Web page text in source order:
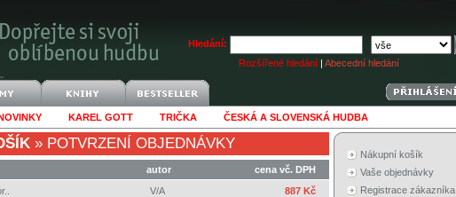
Hledání:
Rozšířené hledání | Abecední hledání
KAREL GOTT TRIČKA ČESKÁ A SLOVENSKÁ HUDBA
» POTVRZENÍ OBJEDNÁVKY
autor
cena vč. DPH
V/A 887 Kč
Nákupní košík
Vaše objednávky
Registrace zákazníka